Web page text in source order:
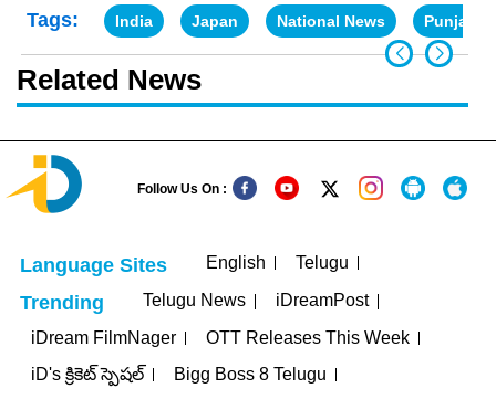
Tags: India Japan National News Punjab
Related News
Follow Us On :
Language Sites English Telugu
Trending Telugu News
iDreamPost
iDream FilmNager
OTT Releases This Week
iD's క్రికెట్ స్పెషల్
Bigg Boss 8 Telugu